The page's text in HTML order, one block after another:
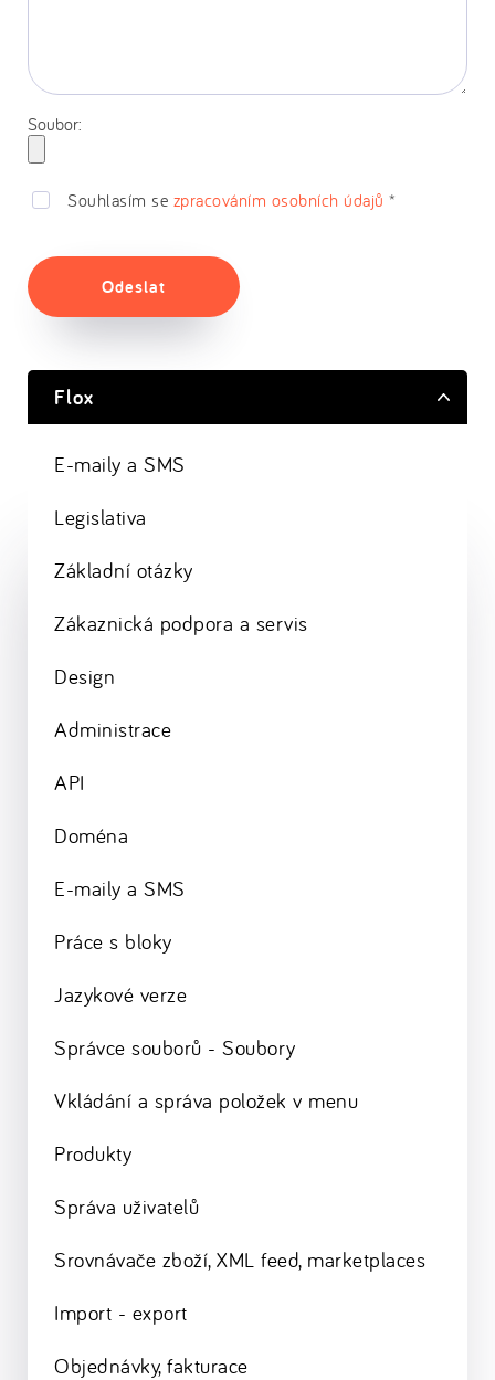
Soubor:
Souhlasím se zpracováním osobních údajů *
Odeslat
Flox
E-maily a SMS
Legislativa
Základní otázky
Zákaznická podpora a servis
Design
Administrace
API
Doména
E-maily a SMS
Práce s bloky
Jazykové verze
Správce souborů - Soubory
Vkládání a správa položek v menu
Produkty
Správa uživatelů
Srovnávače zboží, XML feed, marketplaces
Import - export
Objednávky, fakturace